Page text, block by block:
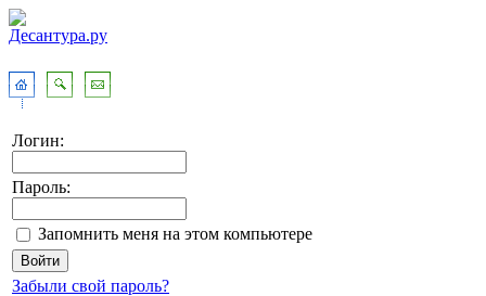
Логин:
Пароль:
Запомнить меня на этом компьютере
Забыли свой пароль?